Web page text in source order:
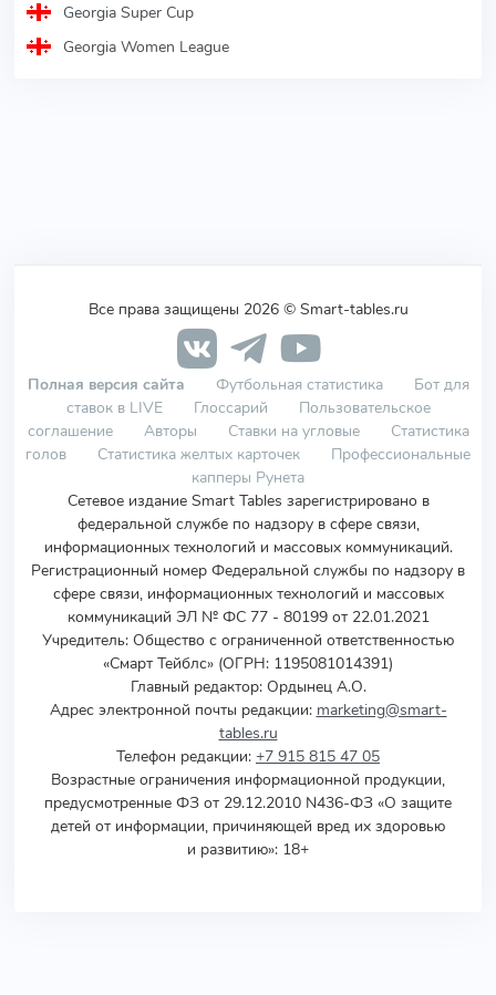
Georgia Super Cup
Georgia Women League
Все права защищены 2026 © Smart-tables.ru
Полная версия сайта Футбольная статистика
Бот для
ставок в LIVE
Глоссарий
Пользовательское
соглашение
Авторы Ставки на угловые
Статистика
голов
Статистика желтых карточек
Профессиональные
капперы Рунета
Сетевое издание Smart Tables зарегистрировано в
федеральной службе по надзору в сфере связи,
информационных технологий и массовых коммуникаций.
Регистрационный номер Федеральной службы по надзору в
сфере связи, информационных технологий и массовых
коммуникаций ЭЛ № ФС 77 - 80199 от 22.01.2021
Учредитель: Общество с ограниченной ответственностью
«Смарт Тейблс» (ОГРН: 1195081014391)
Главный редактор: Ордынец А.О.
Адрес электронной почты редакции: marketing@smart-
tables.ru
Телефон редакции: +7 915 815 47 05
Возрастные ограничения информационной продукции,
предусмотренные ФЗ от 29.12.2010 N436-ФЗ «О защите
детей от информации, причиняющей вред их здоровью
и развитию»: 18+